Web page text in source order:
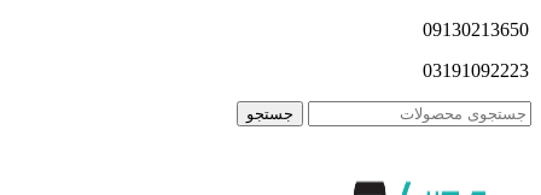
09130213650
03191092223
جستجو